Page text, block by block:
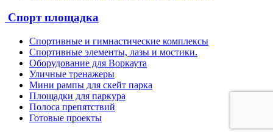
Спорт площадка
Спортивные и гимнастические комплексы
Спортивные элементы, лазы и мостики.
Оборудование для Воркаута
Уличные тренажеры
Мини рампы для скейт парка
Площадки для паркура
Полоса препятствий
Готовые проекты